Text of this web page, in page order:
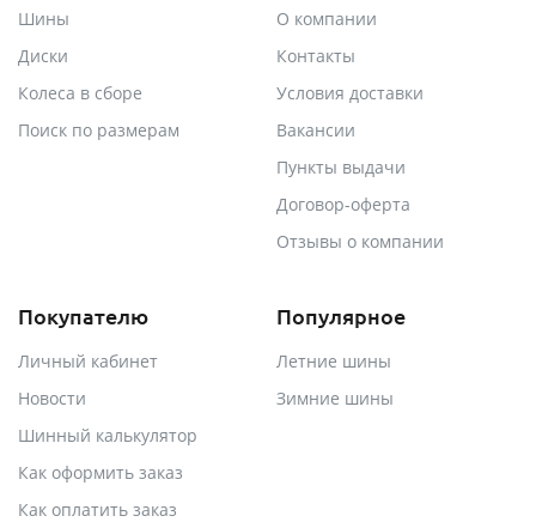
Шины
Диски
Колеса в сборе
Поиск по размерам
О компании
Контакты
Условия доставки
Вакансии
Пункты выдачи
Договор-оферта
Отзывы о компании
Покупателю
Личный кабинет
Новости
Шинный калькулятор
Как оформить заказ
Как оплатить заказ
Популярное
Летние шины
Зимние шины